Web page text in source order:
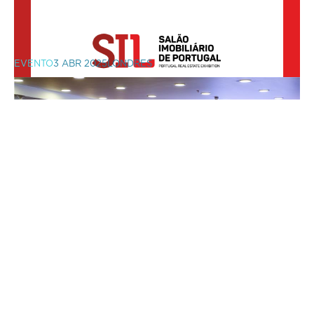
Open House Lisboa
EVENTO3 ABR 2025LONDRES